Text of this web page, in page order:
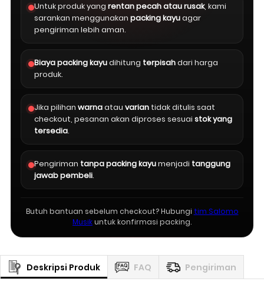
Untuk produk yang rentan pecah atau rusak, kami
sarankan menggunakan packing kayuagar
pengiriman lebih aman.
Biaya packing kayudihitung terpisahdari harga
produk.
Jika pilihan warnaatau varian tidak ditulis saat
checkout, pesanan akan diproses sesuai stok yang
tersedia.
Pengiriman tanpa packing kayumenjadi tanggung
jawab pembeli.
Butuh bantuan sebelum checkout? Hubungi tim Salomo
Musikuntuk konfirmasi packing.
Deskripsi Produk FAQ Pengiriman